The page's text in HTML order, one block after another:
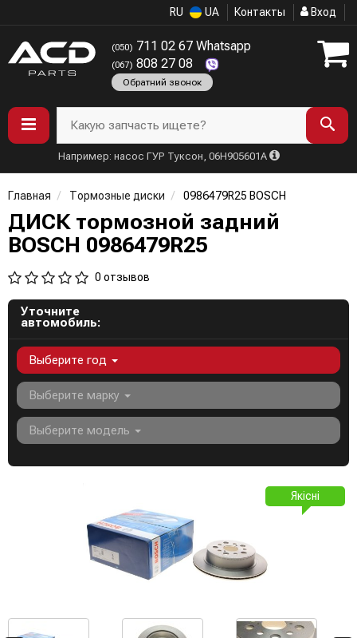
RU UA Контакты Вход
(050) 711 02 67 Whatsapp
(067) 808 27 08
Обратний звонок
Какую запчасть ищете?
Например: насос ГУР Туксон, 06H905601A
Главная Тормозные диски 0986479R25 BOSCH
ДИСК тормозной задний
BOSCH 0986479R25
0 отзывов
Уточните
автомобиль:
Выберите год
Выберите марку
Выберите модель
Якісні